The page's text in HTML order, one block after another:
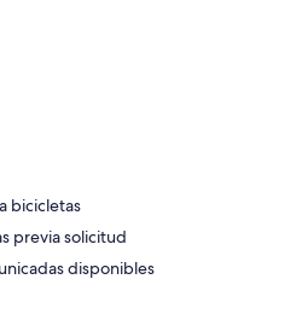
bicicletas
previa solicitud
disponibles